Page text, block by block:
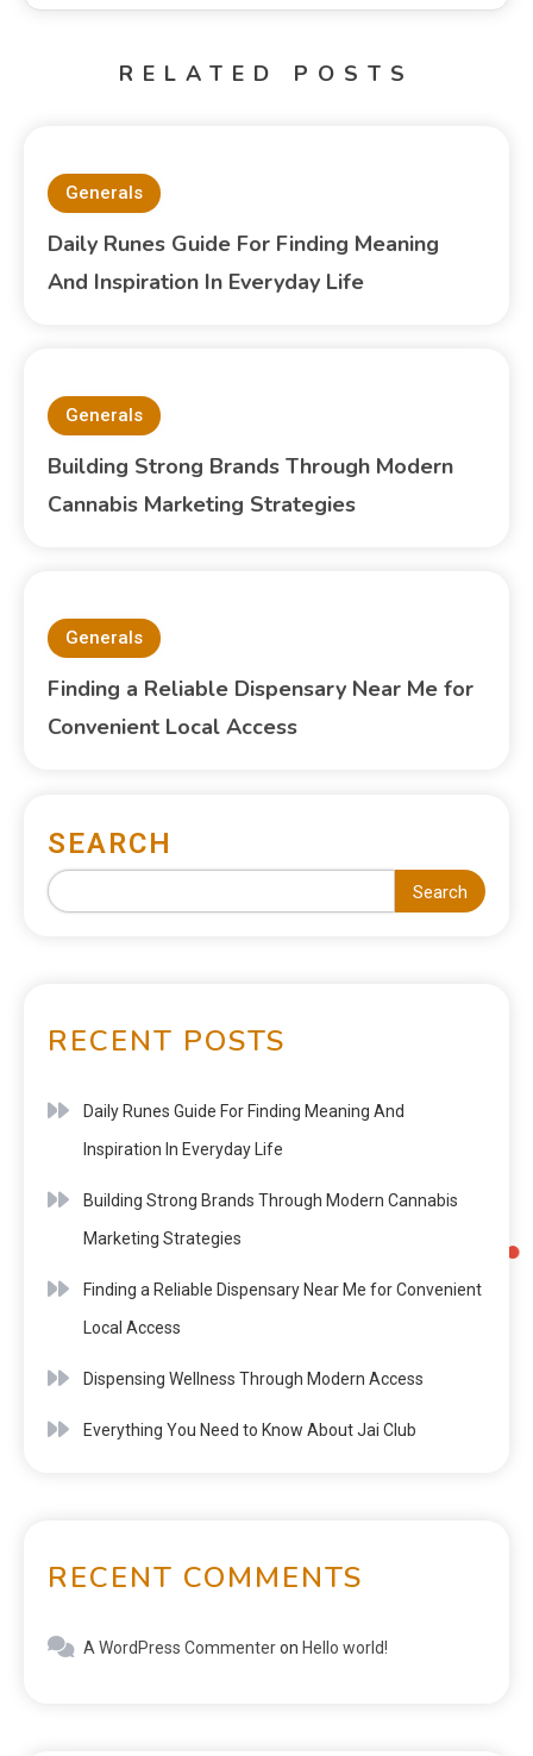
RELATED POSTS
Generals
Daily Runes Guide For Finding Meaning
And Inspiration In Everyday Life
Generals
Building Strong Brands Through Modern
Cannabis Marketing Strategies
Generals
Finding a Reliable Dispensary Near Me for
Convenient Local Access
SEARCH
Search
RECENT POSTS
Daily Runes Guide For Finding Meaning And
Inspiration In Everyday Life
Building Strong Brands Through Modern Cannabis
Marketing Strategies
Finding a Reliable Dispensary Near Me for Convenient
Local Access
Dispensing Wellness Through Modern Access
Everything You Need to Know About Jai Club
RECENT COMMENTS
A WordPress Commenteron Hello world!